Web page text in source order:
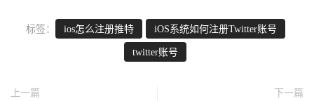
标签： ios怎么注册推特 iOS系统如何注册Twitter账号
twitter账号
上一篇
下一篇